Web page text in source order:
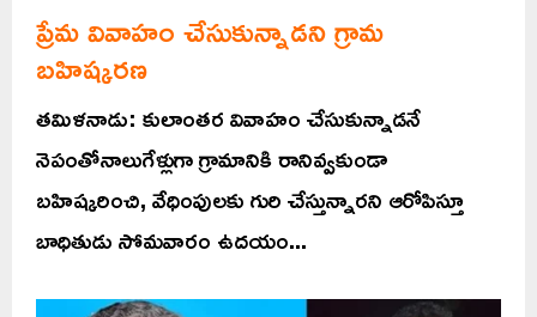
ప్రేమ వివాహం చేసుకున్నాడని గ్రామ
బహిష్కరణ
తమిళనాడు: కులాంతర వివాహం చేసుకున్నాడనే
నెపంతోనాలుగేళ్లుగా గ్రామానికి రానివ్వకుండా
బహిష్కరించి, వేధింపులకు గురి చేస్తున్నారని ఆరోపిస్తూ
బాధితుడు సోమవారం ఉదయం...